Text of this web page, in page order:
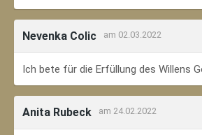
Nevenka Colic am 02.03.2022
Ich bete für die Erfüllung des Willens
Anita Rubeck am 24.02.2022